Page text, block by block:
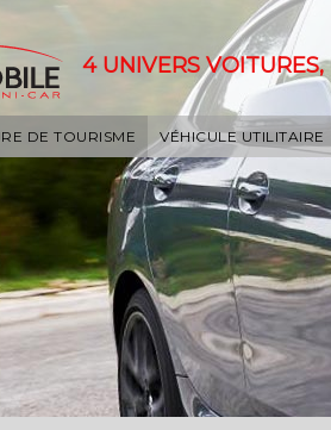
4 UNIVERS VOITURES,
DE TOURISME VÉHICULE UTILITAIRE